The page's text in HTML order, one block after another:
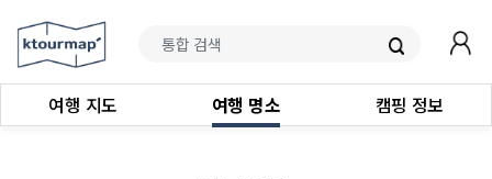
여행 지도 여행 명소 캠핑 정보